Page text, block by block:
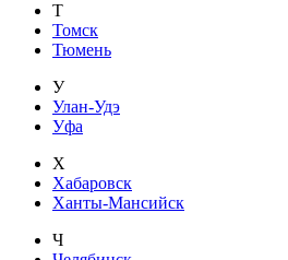
Т
Томск
Тюмень
У
Улан-Удэ
Уфа
Х
Хабаровск
Ханты-Мансийск
Ч